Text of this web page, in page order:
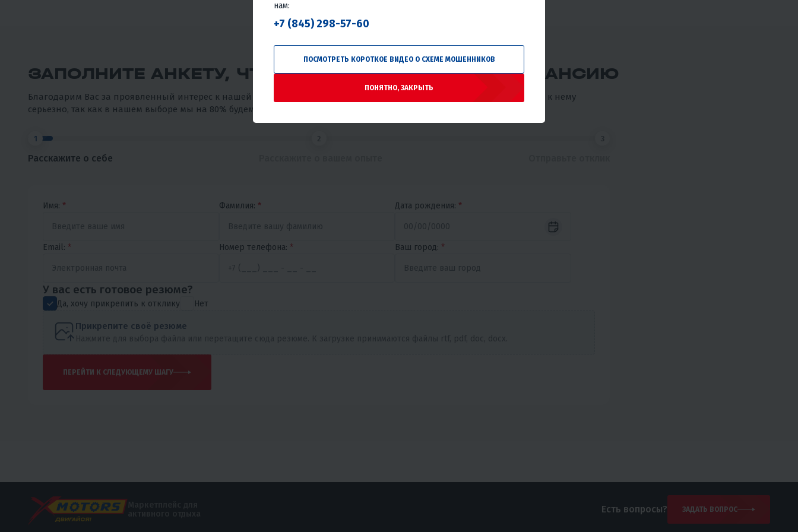
ЗАПОЛНИТЕ АНКЕТУ, ЧТОБЫ ОТКЛИКНУТЬСЯ НА ВАКАНСИЮ
Благодарим Вас за проявленный интерес к нашей компании. Просим пройти короткий тест. Пожалуйста, отнеситесь к нему
серьезно, так как в нашем выборе мы на 80% будем основываться на его результаты.
1 2 3
Расскажите о себе
Имя: * Фамилия: * Дата рождения: *
Email: * Номер телефона: * Ваш город: *
У вас есть готовое резюме?
Да, хочу прикрепить к отклику Нет
Прикрепите своё резюме
ПЕРЕЙТИ К СЛЕДУЮЩЕМУ ШАГУ
Есть вопросы? ЗАДАТЬ ВОПРОС
нам:
+7 (845) 298-57-60
ПОСМОТРЕТЬ КОРОТКОЕ ВИДЕО О СХЕМЕ МОШЕННИКОВ
ПОНЯТНО, ЗАКРЫТЬ